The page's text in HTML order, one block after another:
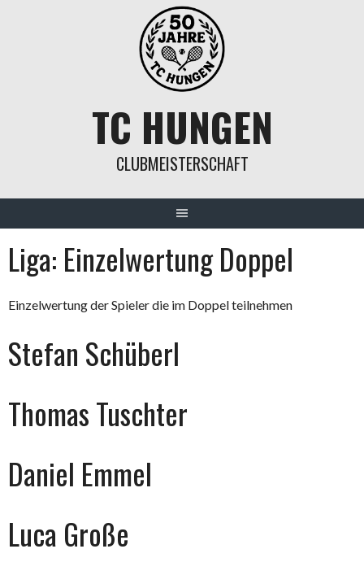
TC HUNGEN
CLUBMEISTERSCHAFT
Liga: Einzelwertung Doppel
Einzelwertung der Spieler die im Doppel teilnehmen
Stefan Schüberl
Thomas Tuschter
Daniel Emmel
Luca Große